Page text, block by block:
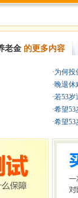
老金 的更多内容
·为何投
·晚退休
·若53岁
·希望53
·希望53